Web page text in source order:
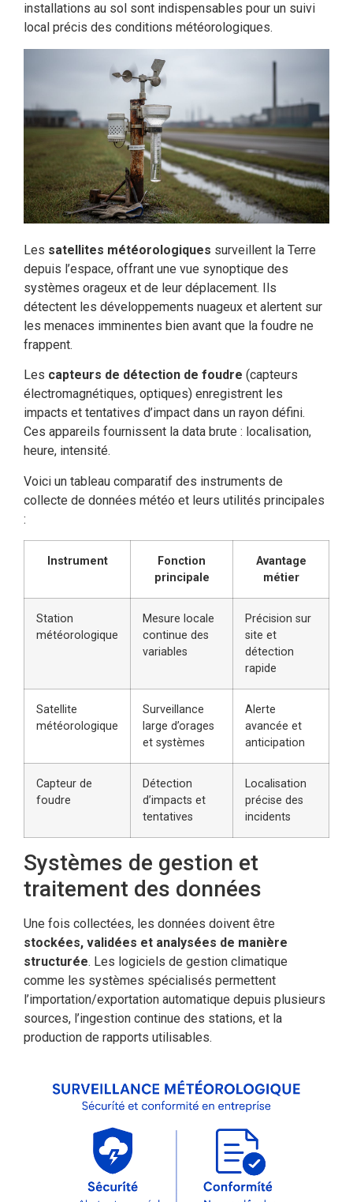
installations au sol sont indispensables pour un suivi
local précis des conditions météorologiques.
Les satellites météorologiques surveillent la Terre
depuis l’espace, offrant une vue synoptique des
systèmes orageux et de leur déplacement. Ils
détectent les développements nuageux et alertent sur
les menaces imminentes bien avant que la foudre ne
frappent.
Les capteurs de détection de foudre (capteurs
électromagnétiques, optiques) enregistrent les
impacts et tentatives d’impact dans un rayon défini.
Ces appareils fournissent la data brute : localisation,
heure, intensité.
Voici un tableau comparatif des instruments de
collecte de données météo et leurs utilités principales
:
Instrument
Fonction
principale
Avantage
métier
Station
météorologique
Mesure locale
continue des
variables
Précision sur
site et
détection
rapide
Satellite
météorologique
Surveillance
large d’orages
et systèmes
Alerte
avancée et
anticipation
Capteur de
foudre
Détection
d’impacts et
tentatives
Localisation
précise des
incidents
Systèmes de gestion et
traitement des données
Une fois collectées, les données doivent être
stockées, validées et analysées de manière
structurée. Les logiciels de gestion climatique
comme les systèmes spécialisés permettent
l’importation/exportation automatique depuis plusieurs
sources, l’ingestion continue des stations, et la
production de rapports utilisables.